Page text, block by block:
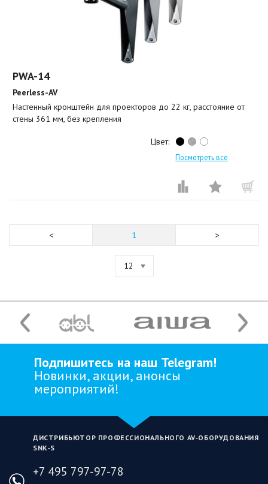
PWA-14
Peerless-AV
Настенный кронштейн для проекторов до 22 кг, расстояние от
стены 361 мм, без крепления
Цвет:
Посмотреть все
1
12
Подпишитесь на наш Telegram!
Новинки, акции, анонсы
мероприятий!
ДИСТРИБЬЮТОР ПРОФЕССИОНАЛЬНОГО AV‑ОБОРУДОВАНИЯ
SNK‑S
+7 495 797-97-78